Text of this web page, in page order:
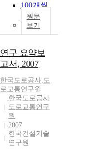
100개씩
출력
원문
보기
연구 요약보
고서, 2007
한국도로공사,도
로교통연구원
한국도로공사
도로교통연구
원
2007
한국건설기술
연구원